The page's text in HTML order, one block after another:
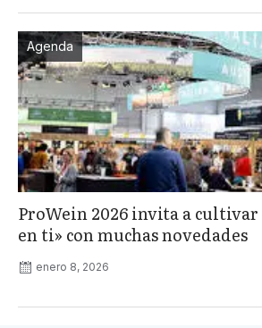
Agenda
ProWein 2026 invita a
en ti» con muchas novedades
enero 8, 2026